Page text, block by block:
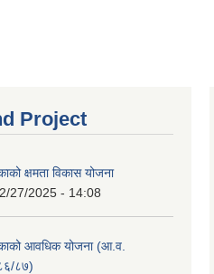
Project
क्षमता विकास योजना
27/2025 - 14:08
आवधिक योजना (आ.व.
८७)